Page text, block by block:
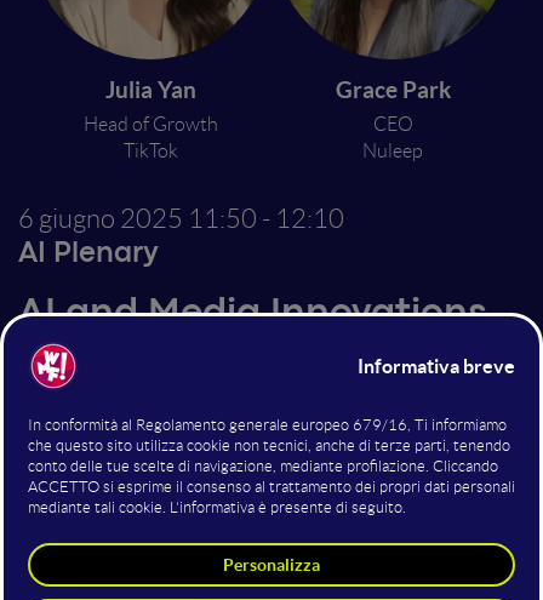
Julia Yan
Head of Growth
TikTok
Grace Park
CEO
Nuleep
6 giugno 2025 11:50 - 12:10
AI Plenary
AI and Media Innovations
This fireside chat explores how artificial intelligence
future of entertainment and media—from storytelling
and production to distribution and monetization.
Julia Yan, Head of Growth at TikTok, will offer insider
players are adapting to a content economy driven by
personalization, localization of content, speed, and